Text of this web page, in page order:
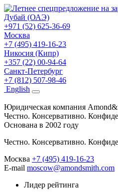
Дубай (ОАЭ)
+971 (52) 625-36-69
Москва
+7 (495) 419-16-23
Никосия (Кипр)
+357 (22) 00-94-64
Санкт-Петербург
+7 (812) 507-98-46
English
Юридическая компания
Честно. Консервативно.
Основана в 2002 году
Честно. Консервативно.
Москва +7 (495) 419-16-23
E-mail moscow@amondsmith.com
Лидер рейтинга